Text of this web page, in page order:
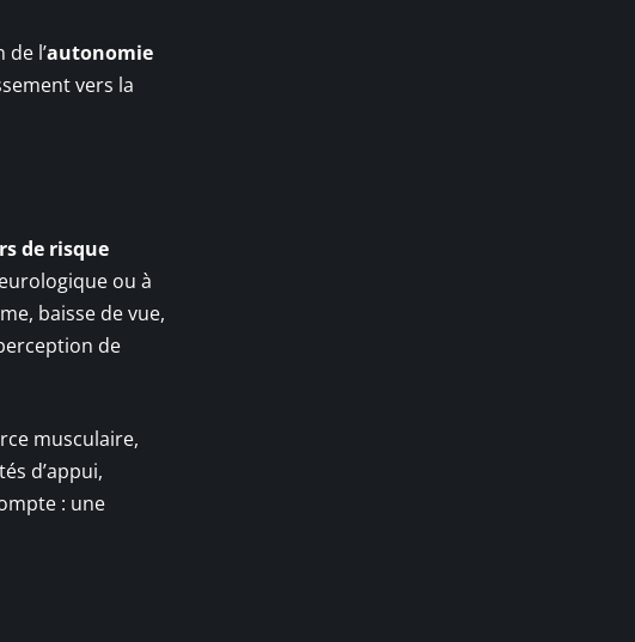
l’autonomie
vers la
de risque
ou à
baisse de vue,
de
musculaire,
d’appui,
: une